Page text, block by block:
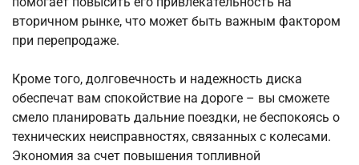
вторичном рынке, что может быть важным фактором
при перепродаже.
Кроме того, долговечность и надежность диска
обеспечат вам спокойствие на дороге – вы сможете
смело планировать дальние поездки, не беспокоясь о
технических неисправностях, связанных с колесами.
Экономия за счет повышения топливной